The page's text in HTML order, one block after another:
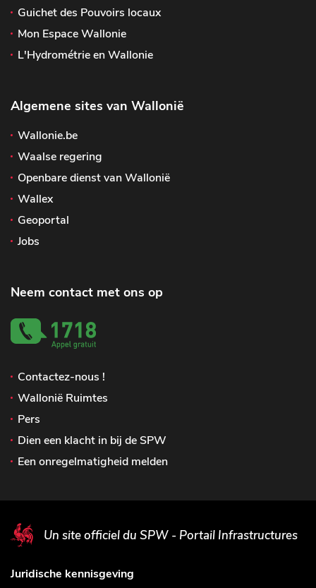
Guichet des Pouvoirs locaux
Mon Espace Wallonie
L'Hydrométrie en Wallonie
Algemene sites van Wallonië
Wallonie.be
Waalse regering
Openbare dienst van Wallonië
Wallex
Geoportal
Jobs
Neem contact met ons op
Contactez-nous !
Wallonië Ruimtes
Pers
Dien een klacht in bij de SPW
Een onregelmatigheid melden
Un site officiel du SPW - Portail Infrastructures
Juridische kennisgeving